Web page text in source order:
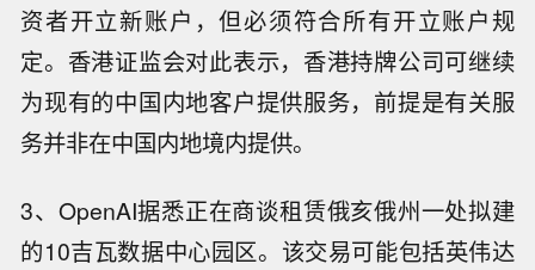
资者开立新账户，但必须符合所有开立账户规
定。香港证监会对此表示，香港持牌公司可继续
为现有的中国内地客户提供服务，前提是有关服
务并非在中国内地境内提供。
3、OpenAI据悉正在商谈租赁俄亥俄州一处拟建
的10吉瓦数据中心园区。该交易可能包括英伟达